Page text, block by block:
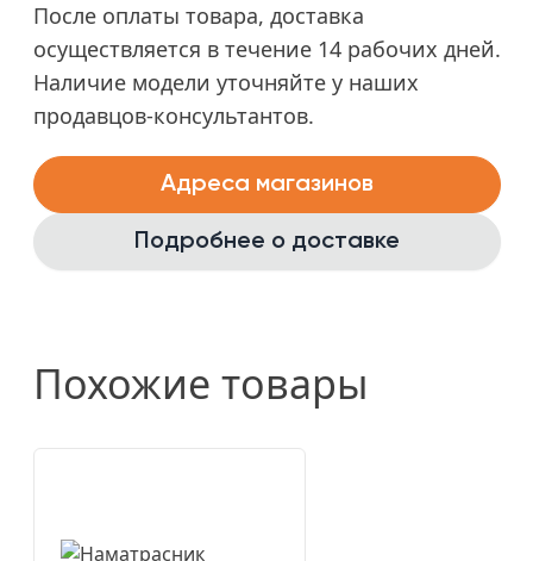
После оплаты товара, доставка
осуществляется в течение 14 рабочих дней.
Наличие модели уточняйте у наших
продавцов-консультантов.
Адреса магазинов
Подробнее о доставке
Похожие товары